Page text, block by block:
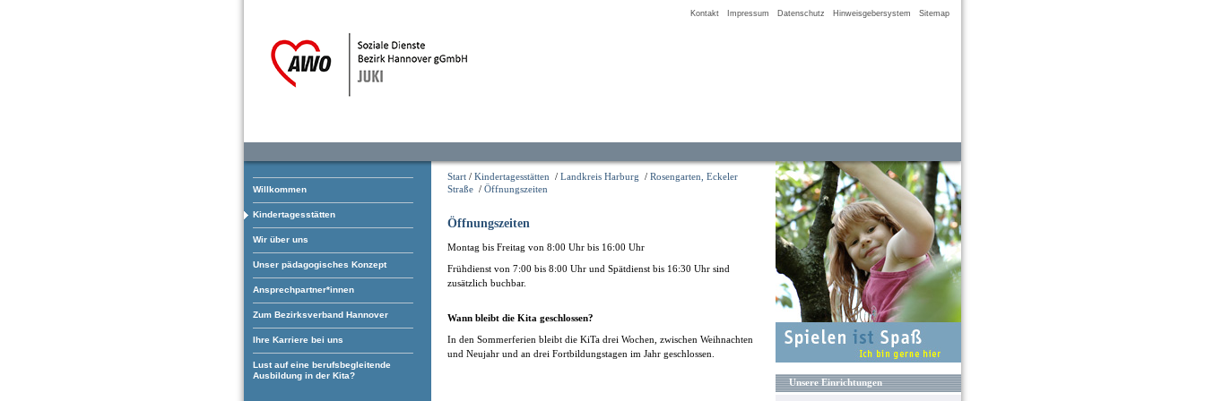
Kontakt Impressum Datenschutz Hinweisgebersystem Sitemap
Willkommen
Kindertagesstätten
Wir über uns
Unser pädagogisches Konzept
Ansprechpartner*innen
Zum Bezirksverband Hannover
Ihre Karriere bei uns
Lust auf eine berufsbegleitende
Ausbildung in der Kita?
Start / Kindertagesstätten / Landkreis Harburg / Rosengarten, Eckeler
Straße / Öffnungszeiten
Öffnungszeiten
Montag bis Freitag von 8:00 Uhr bis 16:00 Uhr
Frühdienst von 7:00 bis 8:00 Uhr und Spätdienst bis 16:30 Uhr sind
zusätzlich buchbar.
Wann bleibt die Kita geschlossen?
In den Sommerferien bleibt die KiTa drei Wochen, zwischen Weihnachten
und Neujahr und an drei Fortbildungstagen im Jahr geschlossen.
Unsere Einrichtungen